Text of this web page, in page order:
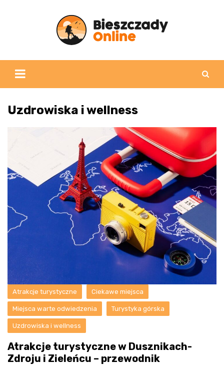
Uzdrowiska i wellness
Atrakcje turystyczne Ciekawe miejsca
Miejsca warte odwiedzenia Turystyka górska
Uzdrowiska i wellness
Atrakcje turystyczne w Dusznikach-
Zdroju i Zieleńcu – przewodnik